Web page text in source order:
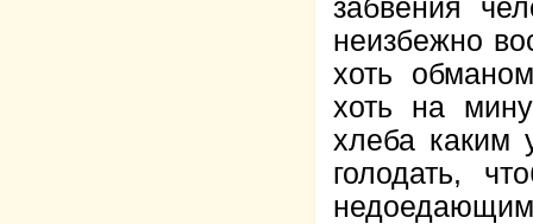
забвения
неизбежно
хоть
хоть на
хлеба каким
голодать,